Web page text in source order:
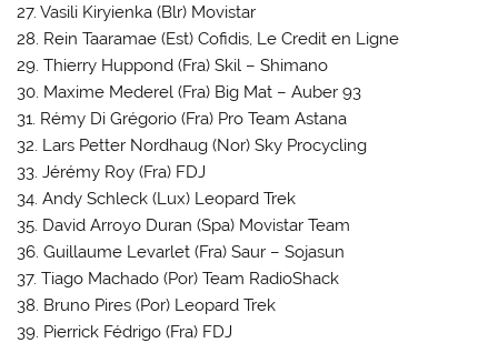
27. Vasili Kiryienka (Blr) Movistar
28. Rein Taaramae (Est) Cofidis, Le Credit en Ligne
29. Thierry Huppond (Fra) Skil – Shimano
30. Maxime Mederel (Fra) Big Mat – Auber 93
31. Rémy Di Grégorio (Fra) Pro Team Astana
32. Lars Petter Nordhaug (Nor) Sky Procycling
33. Jérémy Roy (Fra) FDJ
34. Andy Schleck (Lux) Leopard Trek
35. David Arroyo Duran (Spa) Movistar Team
36. Guillaume Levarlet (Fra) Saur – Sojasun
37. Tiago Machado (Por) Team RadioShack
38. Bruno Pires (Por) Leopard Trek
39. Pierrick Fédrigo (Fra) FDJ